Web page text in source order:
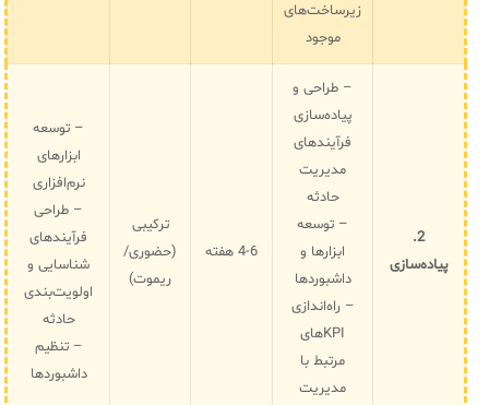
زیرساخت‌های
موجود
2.
پیاده‌سازی
– طراحی و
پیاده‌سازی
فرآیندهای
مدیریت
حادثه
– توسعه
ابزارها و
داشبوردها
– راه‌اندازی
KPIهای
مرتبط با
مدیریت
4-6 هفته
ترکیبی
(حضوری/
ریموت)
– توسعه
ابزارهای
نرم‌افزاری
– طراحی
فرآیندهای
شناسایی و
اولویت‌بندی
حادثه
– تنظیم
داشبوردها